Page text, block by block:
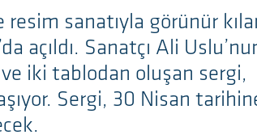
resim sanatıyla görünür
açıldı. Sanatçı Ali
iki tablodan oluşan sergi,
Sergi, 30 Nisan